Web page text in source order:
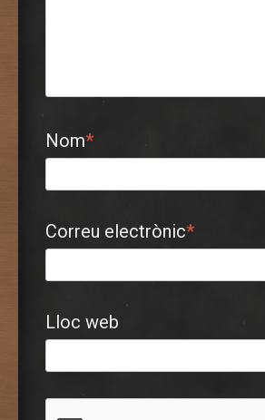
Nom*
Correu electrònic*
Lloc web